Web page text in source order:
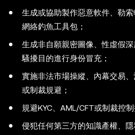
生成或協助製作惡意軟件、勒
網絡釣魚工具包；
生成非自願親密圖像、性虛假
騷擾目的進行身份冒充；
實施非法市場操縱、內幕交易
或制裁規避；
規避KYC、AML/CFT或制裁控制
侵犯任何第三方的知識產權、